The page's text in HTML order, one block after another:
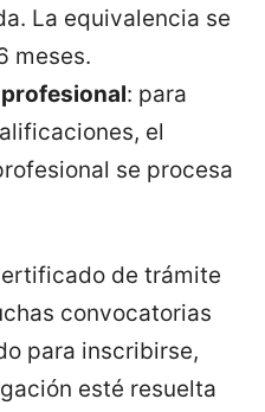
La equivalencia se
meses.
: para
el
se procesa
de trámite
convocatorias
para inscribirse,
esté resuelta